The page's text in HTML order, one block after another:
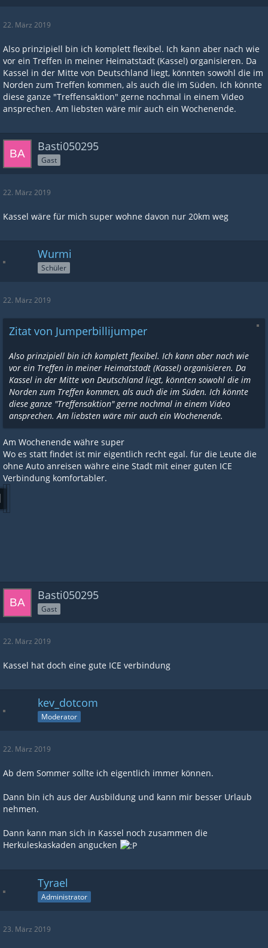
22. März 2019
Also prinzipiell bin ich komplett flexibel. Ich kann aber nach wie
vor ein Treffen in meiner Heimatstadt (Kassel) organisieren. Da
Kassel in der Mitte von Deutschland liegt, könnten sowohl die im
Norden zum Treffen kommen, als auch die im Süden. Ich könnte
diese ganze "Treffensaktion" gerne nochmal in einem Video
ansprechen. Am liebsten wäre mir auch ein Wochenende.
Basti050295
Gast
22. März 2019
Kassel wäre für mich super wohne davon nur 20km weg
Wurmi
Schüler
22. März 2019
Zitat von Jumperbillijumper
Also prinzipiell bin ich komplett flexibel. Ich kann aber nach wie
vor ein Treffen in meiner Heimatstadt (Kassel) organisieren. Da
Kassel in der Mitte von Deutschland liegt, könnten sowohl die im
Norden zum Treffen kommen, als auch die im Süden. Ich könnte
diese ganze "Treffensaktion" gerne nochmal in einem Video
ansprechen. Am liebsten wäre mir auch ein Wochenende.
Am Wochenende währe super
Wo es statt findet ist mir eigentlich recht egal. für die Leute die
ohne Auto anreisen währe eine Stadt mit einer guten ICE
Verbindung komfortabler.
Basti050295
Gast
22. März 2019
Kassel hat doch eine gute ICE verbindung
kev_dotcom
Moderator
22. März 2019
Ab dem Sommer sollte ich eigentlich immer können.
Dann bin ich aus der Ausbildung und kann mir besser Urlaub
nehmen.
Dann kann man sich in Kassel noch zusammen die
Herkuleskaskaden angucken
Tyrael
Administrator
23. März 2019